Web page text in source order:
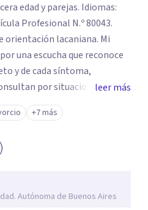
edad y parejas. Idiomas:
Profesional N.º 80043.
lacaniana. Mi
una escucha que reconoce
y de cada síntoma,
por situaciones de
vínculos, inhibiciones,
subjetivos y otros
sujeto pueda interrogar
singular frente a su
leer más
+7 más
Autónoma de Buenos Aires